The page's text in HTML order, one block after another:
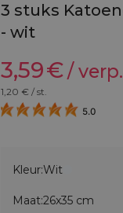
3 stuks
- wit
3,59€/ verp.
1,20 € / st.
5.0
Kleur:Wit
Maat:26x35 cm